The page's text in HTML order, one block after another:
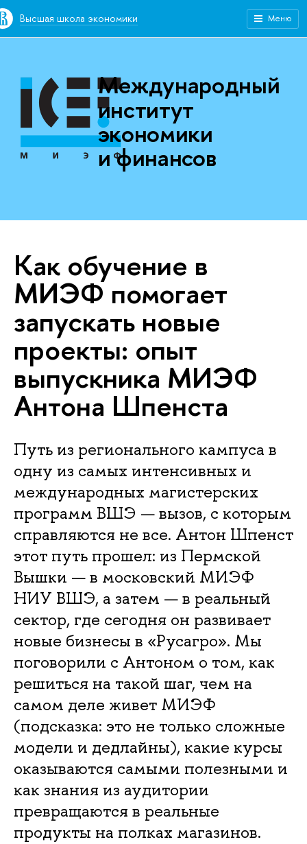
Высшая школа экономики Меню
Международный
институт
экономики
и финансов
Как обучение в
МИЭФ помогает
запускать новые
проекты: опыт
выпускника МИЭФ
Антона Шпенста
Путь из регионального кампуса в
одну из самых интенсивных и
международных магистерских
программ ВШЭ — вызов, с которым
справляются не все. Антон Шпенст
этот путь прошел: из Пермской
Вышки — в московский МИЭФ
НИУ ВШЭ, а затем — в реальный
сектор, где сегодня он развивает
новые бизнесы в «Русагро». Мы
поговорили с Антоном о том, как
решиться на такой шаг, чем на
самом деле живет МИЭФ
(подсказка: это не только сложные
модели и дедлайны), какие курсы
оказываются самыми полезными и
как знания из аудитории
превращаются в реальные
продукты на полках магазинов.